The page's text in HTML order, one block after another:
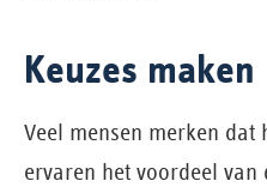
Keuzes maken
Veel mensen merken dat
ervaren het voordeel